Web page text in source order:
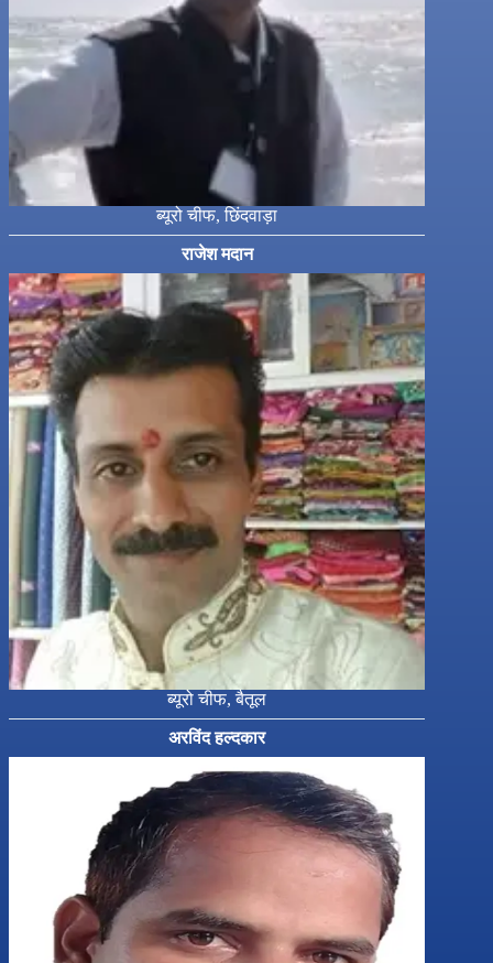
ब्यूरो चीफ, छिंदवाड़ा
राजेश मदान
ब्यूरो चीफ, बैतूल
अरविंद हल्दकार